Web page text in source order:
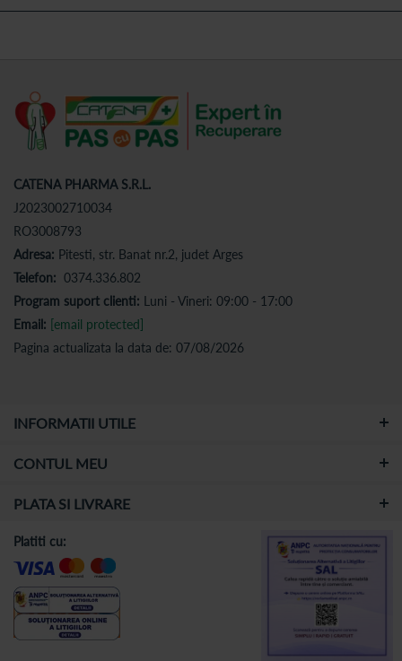
CATENA PHARMA S.R.L.
J2023002710034
RO3008793
Adresa: Pitesti, str. Banat nr.2, judet Arges
Telefon: 0374.336.802
Program suport clienti: Luni - Vineri: 09:00 - 17:00
Email: [email protected]
Pagina actualizata la data de: 07/08/2026
INFORMATII UTILE
CONTUL MEU
PLATA SI LIVRARE
Platiti cu: